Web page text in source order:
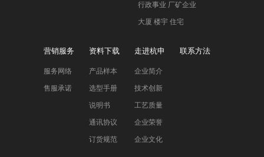
行政事业 厂矿企业
大厦 楼宇 住宅
营销服务
服务网络
售服承诺
资料下载
产品样本
选型手册
说明书
通讯协议
订货规范
走进杭申
企业简介
技术创新
工艺质量
企业荣誉
企业文化
联系方法